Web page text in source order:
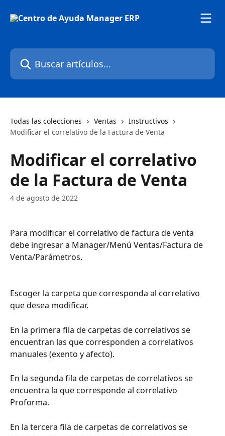
Buscar artículos...
Todas las colecciones Ventas
Instructivos
Modificar el correlativo de la Factura de Venta
Modificar el correlativo
de la Factura de Venta
4 de agosto de 2022
Para modificar el correlativo de factura de venta
debe ingresar a Manager/Menú Ventas/Factura de
Venta/Parámetros.
Escoger la carpeta que corresponda al correlativo
que desea modificar.
En la primera fila de carpetas de correlativos se
encuentran las que corresponden a correlativos
manuales (exento y afecto).
En la segunda fila de carpetas de correlativos se
encuentra la que corresponde al correlativo
Proforma.
En la tercera fila de carpetas de correlativos se